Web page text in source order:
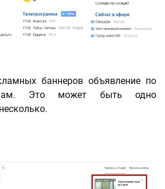
баннеров объявление по
Это может быть одно